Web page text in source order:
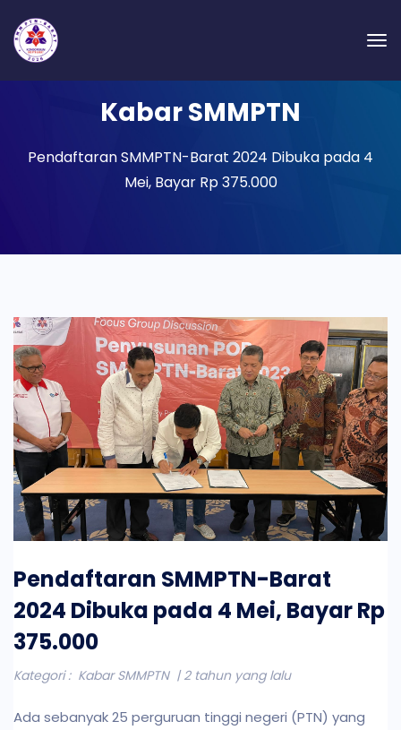
Kabar SMMPTN
Pendaftaran SMMPTN-Barat 2024 Dibuka pada 4
Mei, Bayar Rp 375.000
Pendaftaran SMMPTN-Barat
2024 Dibuka pada 4 Mei, Bayar Rp
375.000
Kategori : Kabar SMMPTN | 2 tahun yang lalu
Ada sebanyak 25 perguruan tinggi negeri (PTN) yang